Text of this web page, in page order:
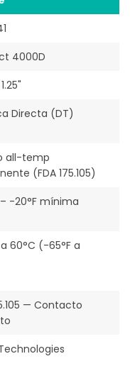
4000D
Directa (DT)
all-temp
(FDA 175.105)
-20°F mínima
60°C (-65°F a
— Contacto